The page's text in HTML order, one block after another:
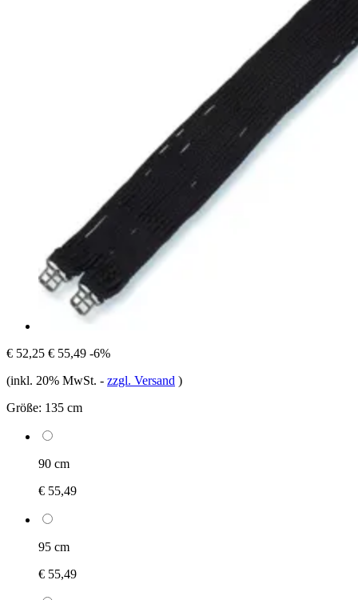
€ 52,25 € 55,49 -6%
(inkl. 20% MwSt. - zzgl. Versand )
Größe: 135 cm
90 cm
€ 55,49
95 cm
€ 55,49